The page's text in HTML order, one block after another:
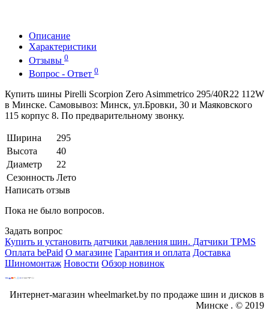
Описание
Характеристики
Отзывы 0
Вопрос - Ответ 0
Купить шины Pirelli Scorpion Zero Asimmetrico 295/40R22 112W
в Минске. Самовывоз: Минск, ул.Бровки, 30 и Маяковского
115 корпус 8. По предварительному звонку.
Ширина
295
Высота
40
Диаметр
22
Сезонность Лето
Написать отзыв
Пока не было вопросов.
Задать вопрос
Купить и установить датчики давления шин. Датчики TPMS
Оплата bePaid О магазине Гарантия и оплата Доставка
Шиномонтаж Новости Обзор новинок
Интернет-магазин wheelmarket.by по продаже шин и дисков в
Минске . © 2019